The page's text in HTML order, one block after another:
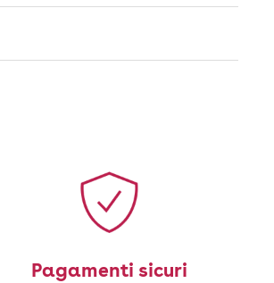
Pagamenti sicuri